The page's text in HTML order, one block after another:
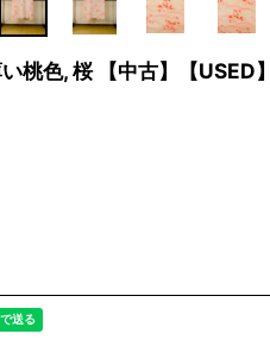
い桃色, 桜 【中古】【